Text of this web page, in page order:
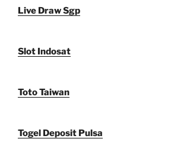
Live Draw Sgp
Slot Indosat
Toto Taiwan
Togel Deposit Pulsa